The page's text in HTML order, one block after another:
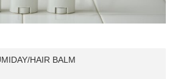
HAIR BALM